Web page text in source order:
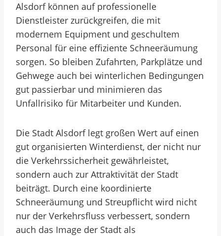
Alsdorf können auf professionelle
Dienstleister zurückgreifen, die mit
modernem Equipment und geschultem
Personal für eine effiziente Schneeräumung
sorgen. So bleiben Zufahrten, Parkplätze und
Gehwege auch bei winterlichen Bedingungen
gut passierbar und minimieren das
Unfallrisiko für Mitarbeiter und Kunden.
Die Stadt Alsdorf legt großen Wert auf einen
gut organisierten Winterdienst, der nicht nur
die Verkehrssicherheit gewährleistet,
sondern auch zur Attraktivität der Stadt
beiträgt. Durch eine koordinierte
Schneeräumung und Streupflicht wird nicht
nur der Verkehrsfluss verbessert, sondern
auch das Image der Stadt als